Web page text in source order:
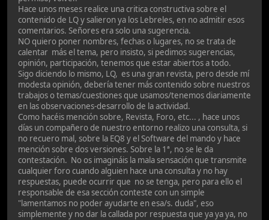
Hace unos meses realice una critica constructiva sobre el
contenido de LQ y salieron ya los Lebreles, en no admitir esos
comentarios. Señores era solo una sugerencia.
NO quiero poner nombres, fechas o lugares, no se trata de
calentar más el tema, pero insisto, si pedimos sugerencias,
opinión, participación, tenemos que estar abiertos a todo.
Sigo diciendo lo mismo, LQ, es una gran revista, pero desde mí
modesta opinión, debería tener más contenido sobre nuestros
trabajos o temas/cuestiones que usamos/tenemos diariamente
en las observaciones-desarrollo de la actividad.
Como hacéis mención sobre, Revista, Foro, etc... , hace unos
días un compañero de nuestro entorno realizo una consulta, si
no recuero mal, sobre la EQ8 y el Software del mando y hace
mención sobre dos versiones. Sobre la 1ª, no se le da
contestación. No os imagináis la mala sensación que transmite
cualquier foro cuando alguien hace una consulta y no hay
respuestas, puede ocurrir que no se tenga, pero para ello el
responsable de esa sección conteste con un simple
"lamentamos no poder ayudarte en esa/s. duda", eso
simplemente y no dar la callada por respuesta que ya ya ya, no